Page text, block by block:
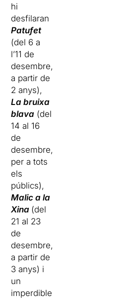
hi
desfilaran
Patufet
(del 6 a
l’11 de
desembre,
a partir de
2 anys),
La bruixa
blava (del
14 al 16
de
desembre,
per a tots
els
públics),
Malic a la
Xina (del
21 al 23
de
desembre,
a partir de
3 anys) i
un
imperdible